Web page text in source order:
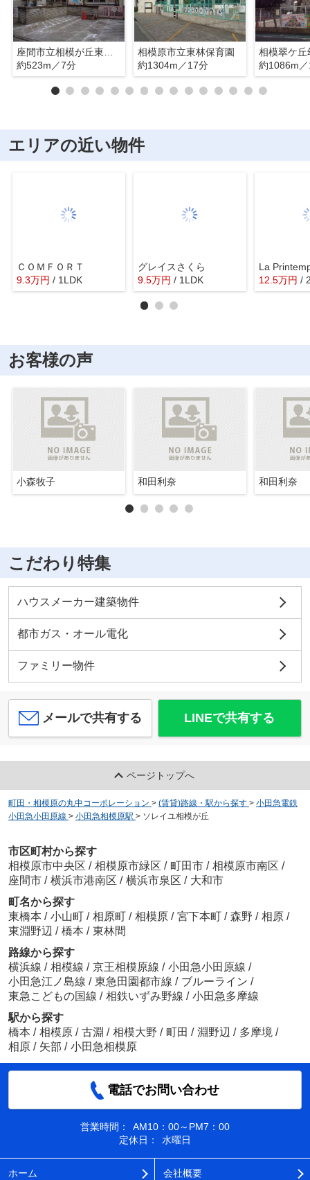
約523m／7分
相模原市立東林保育園
約1304m／17分
相模翠ケ丘
約1086m
エリアの近い物件
ＣＯＭＦＯＲＴ
9.3万円 / 1LDK
グレイスさくら
9.5万円 / 1LDK 12.5万円 /
お客様の声
小森牧子 和田利奈 和田利奈
こだわり特集
ハウスメーカー建築物件
都市ガス・オール電化
ファミリー物件
メールで共有する LINEで共有する
ページトップへ
町田・相模原の丸中コーポレーション > (賃貸)路線・駅から探す > 小田急電鉄
小田急小田原線 > 小田急相模原駅 > ソレイユ相模が丘
市区町村から探す
相模原市中央区 / 相模原市緑区 / 町田市 / 相模原市南区 /
座間市 / 横浜市港南区 / 横浜市泉区 / 大和市
町名から探す
東橋本 / 小山町 / 相原町 / 相模原 / 宮下本町 / 森野 / 相原 /
東淵野辺 / 橋本 / 東林間
路線から探す
横浜線 / 相模線 / 京王相模原線 / 小田急小田原線 /
小田急江ノ島線 / 東急田園都市線 / ブルーライン /
東急こどもの国線 / 相鉄いずみ野線 / 小田急多摩線
駅から探す
橋本 / 相模原 / 古淵 / 相模大野 / 町田 / 淵野辺 / 多摩境 /
相原 / 矢部 / 小田急相模原
電話でお問い合わせ
営業時間：
AM10：00～PM7：00
定休日：
水曜日
ホーム 会社概要